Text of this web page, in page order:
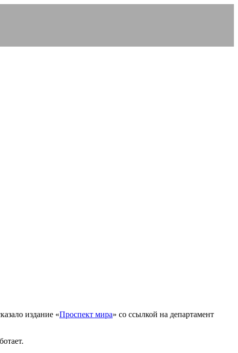
издание «Проспект мира» со ссылкой на департамент